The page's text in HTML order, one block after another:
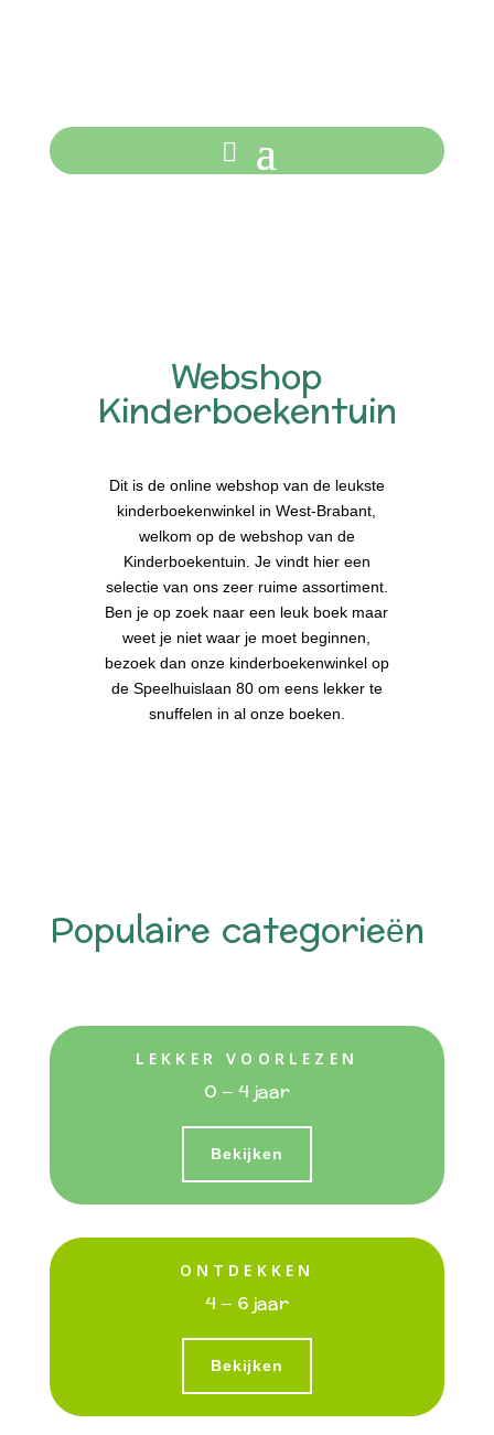
Webshop
Kinderboekentuin
Dit is de online webshop van de leukste
kinderboekenwinkel in West-Brabant,
welkom op de webshop van de
Kinderboekentuin. Je vindt hier een
selectie van ons zeer ruime assortiment.
Ben je op zoek naar een leuk boek maar
weet je niet waar je moet beginnen,
bezoek dan onze kinderboekenwinkel op
de Speelhuislaan 80 om eens lekker te
snuffelen in al onze boeken.
Populaire categorieën
LEKKER VOORLEZEN
0 – 4 jaar
Bekijken
ONTDEKKEN
4 – 6 jaar
Bekijken